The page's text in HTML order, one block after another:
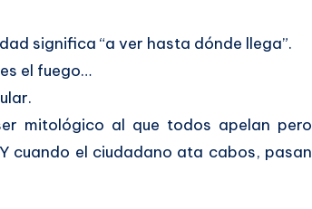
significa “a ver hasta dónde llega”.
el fuego…
mitológico al que todos apelan pero
cuando el ciudadano ata cabos, pasan